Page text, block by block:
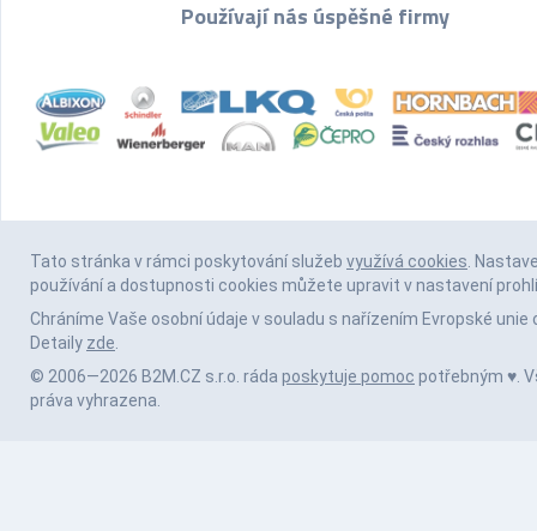
Používají nás úspěšné firmy
Tato stránka v rámci poskytování služeb využívá cookies.
používání a dostupnosti cookies můžete upravit v nastavení
Chráníme Vaše osobní údaje v souladu s nařízením Evropské unie
Detaily zde.
© 2006—2026 B2M.CZ s.r.o. ráda poskytuje pomoc potřebným ♥️.
práva vyhrazena.